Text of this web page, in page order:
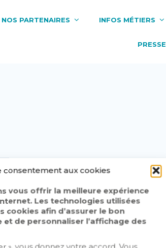
consentement aux cookies
vous offrir la meilleure expérience
Les technologies utilisées
cookies afin d’assurer le bon
de personnaliser l’affichage des
NOS PARTENAIRES INFOS MÉTIERS
PRESSE
merci de nouscontacter